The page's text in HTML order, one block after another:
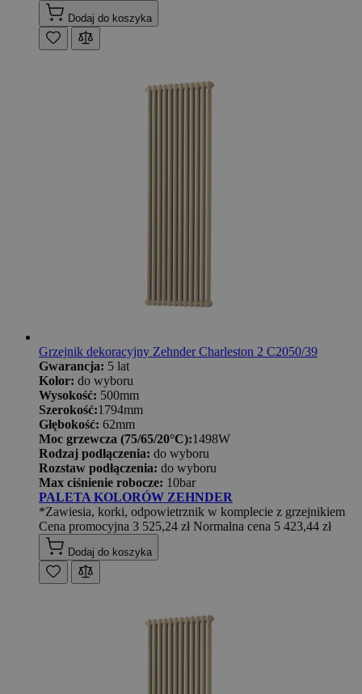
Dodaj do koszyka
Grzejnik dekoracyjny Zehnder Charleston 2 C2050/39
Gwarancja: 5 lat
Kolor: do wyboru
Wysokość: 500mm
Szerokość:1794mm
Głębokość: 62mm
Moc grzewcza (75/65/20°C):1498W
Rodzaj podłączenia: do wyboru
Rozstaw podłączenia: do wyboru
Max ciśnienie robocze: 10bar
PALETA KOLORÓW ZEHNDER
*Zawiesia, korki, odpowietrznik w komplecie z grzejnikiem
Cena promocyjna 3 525,24 zł Normalna cena 5 423,44 zł
Dodaj do koszyka